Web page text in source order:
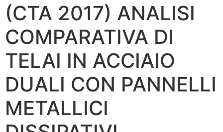
(CTA 2017) ANALISI
COMPARATIVA DI
TELAI IN ACCIAIO
DUALI CON PANNELLI
METALLICI